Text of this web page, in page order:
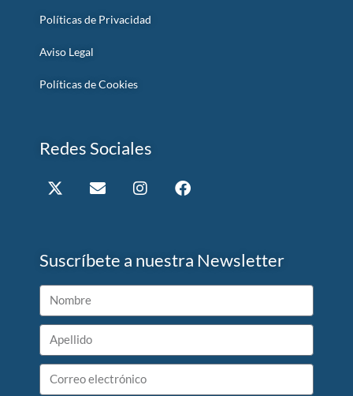
Políticas de Privacidad
Aviso Legal
Políticas de Cookies
Redes Sociales
Suscríbete a nuestra Newsletter